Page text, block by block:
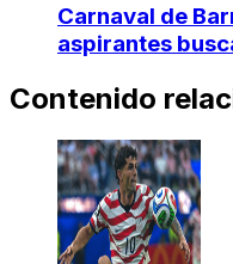
Carnaval de
aspirantes
Contenido